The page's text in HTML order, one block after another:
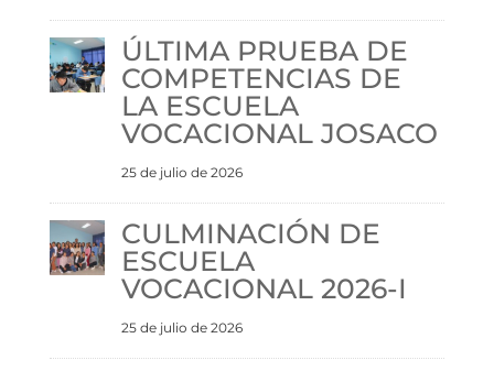
ÚLTIMA PRUEBA DE
COMPETENCIAS DE
LA ESCUELA
VOCACIONAL JOSACO
25 de julio de 2026
CULMINACIÓN DE
ESCUELA
VOCACIONAL 2026-I
25 de julio de 2026